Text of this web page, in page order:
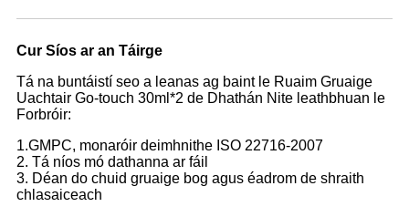
Cur Síos ar an Táirge
Tá na buntáistí seo a leanas ag baint le Ruaim Gruaige
Uachtair Go-touch 30ml*2 de Dhathán Nite leathbhuan le
Forbróir:
1.GMPC, monaróir deimhnithe ISO 22716-2007
2. Tá níos mó dathanna ar fáil
3. Déan do chuid gruaige bog agus éadrom de shraith
chlasaiceach